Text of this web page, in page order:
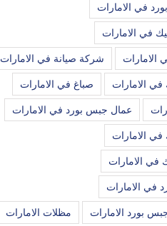
في الامارات
في الامارات
شركة صيانة في الامارات
الامارات صباغ في الامارات
عمال جبس بورد في الامارات
الامارات
في الامارات
في الامارات
بورد الامارات مظلات الامارات